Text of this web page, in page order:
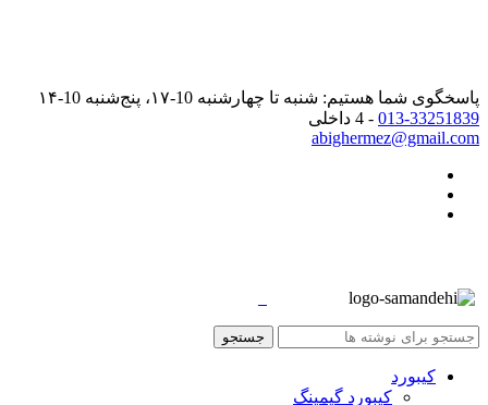
پاسخگوی شما هستیم: شنبه تا چهارشنبه 10-۱۷، پنج‌شنبه 10-۱۴
013-33251839 - 4 داخلی
abighermez@gmail.com
جستجو
کیبورد
کیبورد گیمینگ